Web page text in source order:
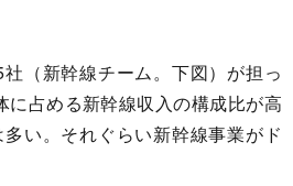
（新幹線チーム。下図）が担っ
に占める新幹線収入の構成比が高
い。それぐらい新幹線事業がド